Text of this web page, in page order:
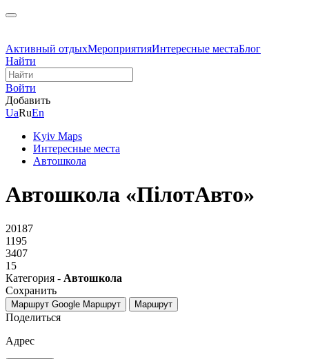
Активный отдыхМероприятияИнтересные местаБлог
Найти
Войти
Добавить
UaRuEn
Kyiv Maps
Интересные места
Автошкола
Автошкола «ПілотАвто»
20187
1195
3407
15
Категория - Автошкола
Сохранить
Маршрут Google Маршрут Маршрут
Поделиться
Адрес